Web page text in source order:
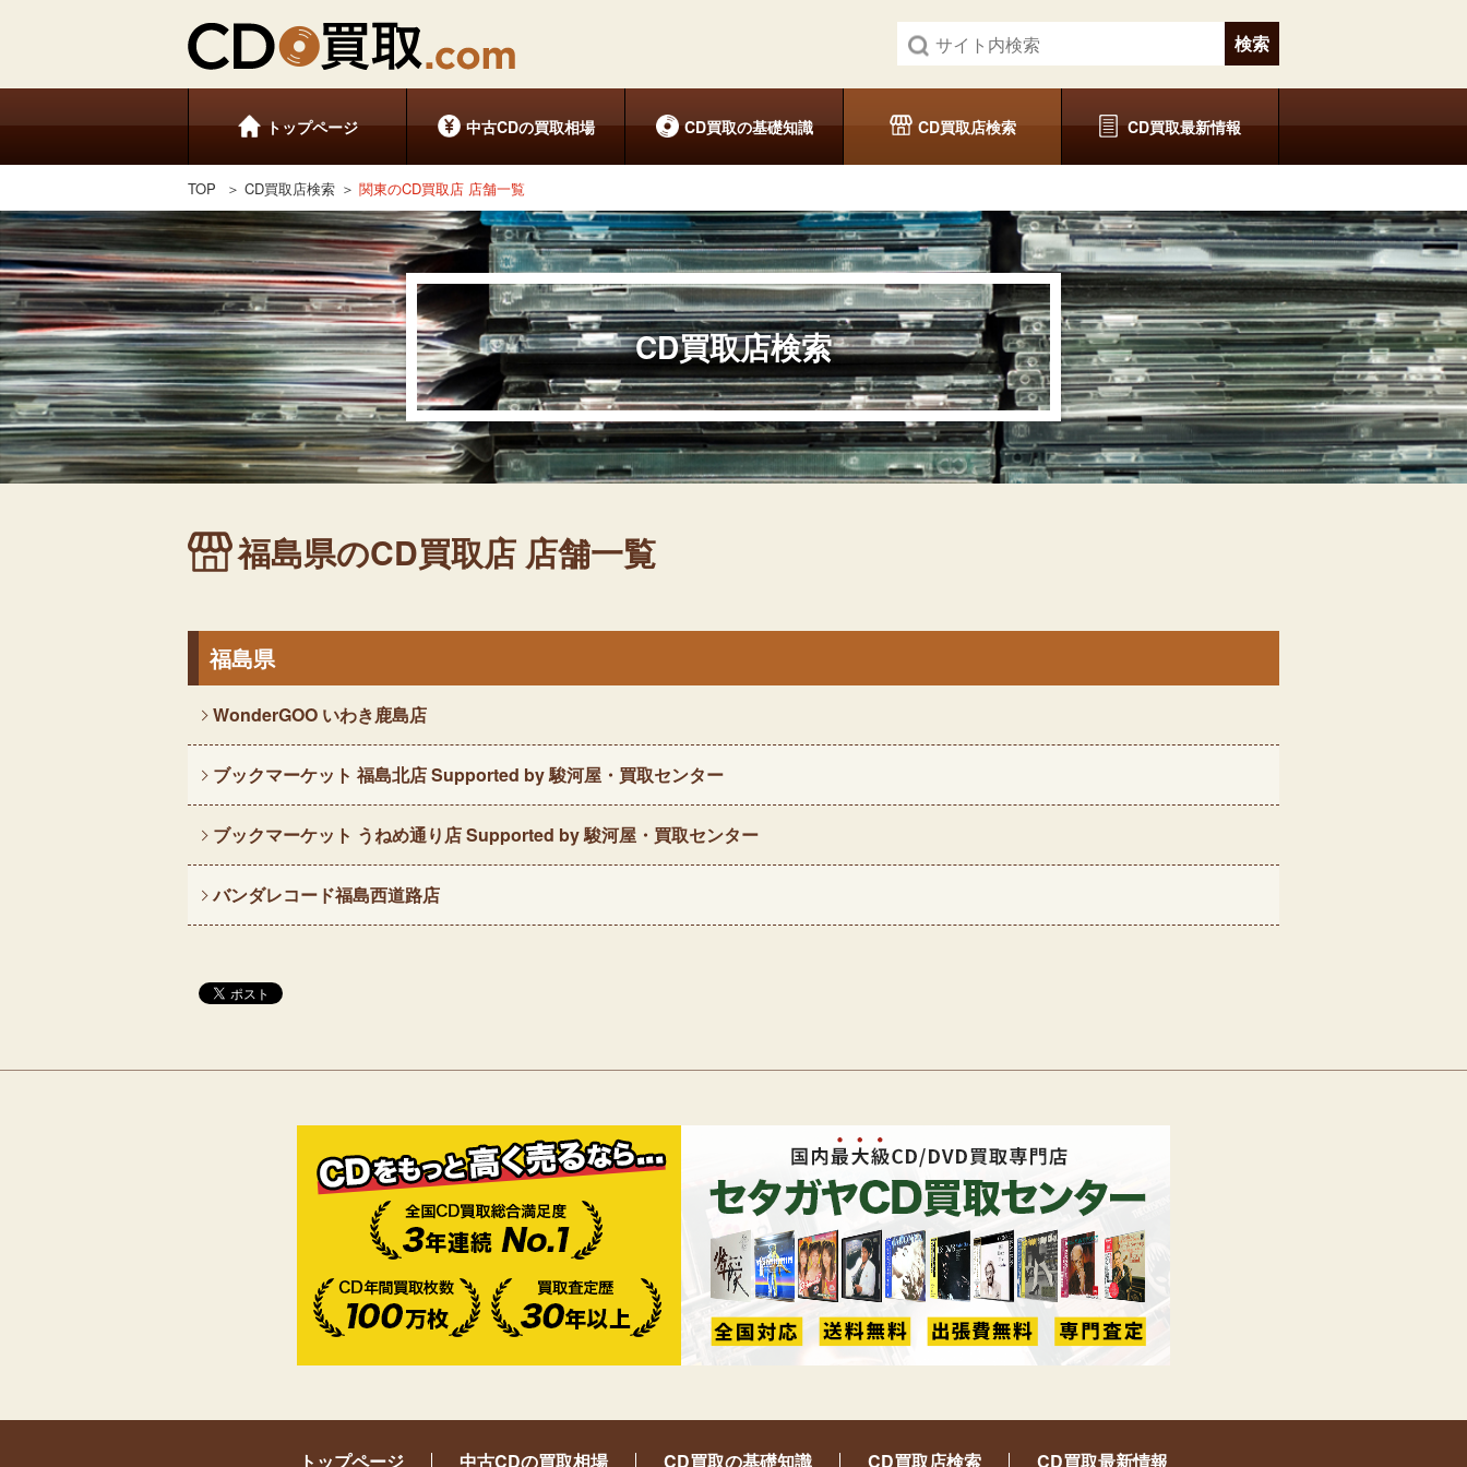
トップページ 中古CDの買取相場 CD買取の基礎知識 CD買取店検索 CD買取最新情報
TOP CD買取店検索 関東のCD買取店 店舗一覧
CD買取店検索
福島県のCD買取店 店舗一覧
福島県
WonderGOO いわき鹿島店
ブックマーケット 福島北店 Supported by 駿河屋・買取センター
ブックマーケット うねめ通り店 Supported by 駿河屋・買取センター
バンダレコード福島西道路店
トップページ 中古CDの買取相場 CD買取の基礎知識 CD買取店検索 CD買取最新情報